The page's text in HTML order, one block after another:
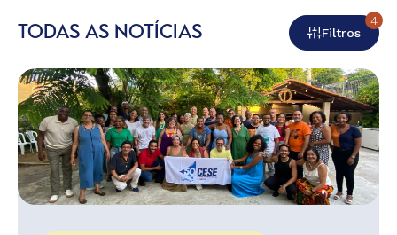
TODAS AS NOTÍCIAS Filtros
4